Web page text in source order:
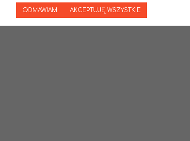
ODMAWIAM AKCEPTUJĘ WSZYSTKIE